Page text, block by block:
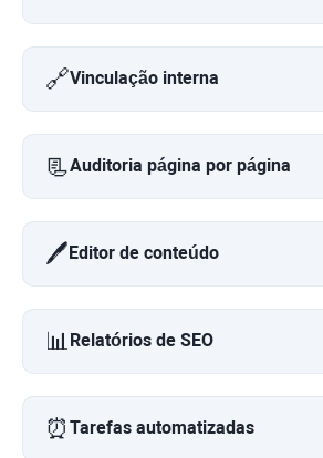
🔗Vinculação interna
📃Auditoria página por página
🖊️Editor de conteúdo
📊 Relatórios de SEO
⏰ Tarefas automatizadas